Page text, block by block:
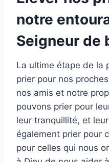
notre
Seigneur de
La ultime étape de la
prier pour nos
nos amis et notre
pouvons prier pour
leur tranquillité, et
également prier pour
pour celles qui nous